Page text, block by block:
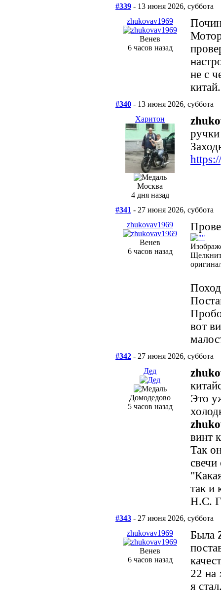
#339 - 13 июня 2026, суббота
zhukovav1969
Венев
6 часов назад
не с
#340 - 13 июня 2026, суббота
Харитон
Москва
4 дня назад
#341 - 27 июня 2026, суббота
zhukovav1969
Венев
6 часов назад
вот
#342 - 27 июня 2026, суббота
Дед
Домодедово
5 часов назад
Это
винт
Так
свечи
так и
Н.С.
#343 - 27 июня 2026, суббота
zhukovav1969
Венев
6 часов назад
Была
22 на
я